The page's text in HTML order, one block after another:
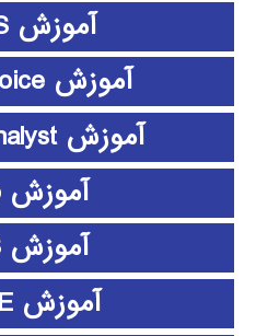
آموزش ETABS
آموزش expert choice
آموزش Frontier Analyst
آموزش github
آموزش HFSS
آموزش HSPICE